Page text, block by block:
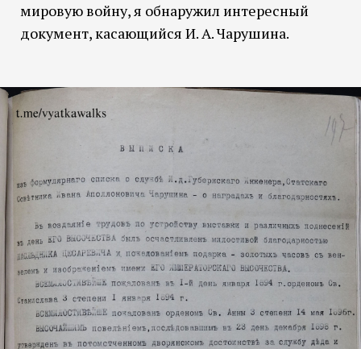
мировую войну, я обнаружил интересный
документ, касающийся И. А. Чарушина.